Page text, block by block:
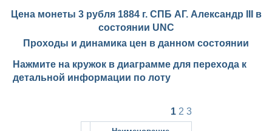
Цена монеты 3 рубля 1884 г. СПБ АГ. Александр III в
состоянии UNC
Проходы и динамика цен в данном состоянии
Нажмите на кружок в диаграмме для перехода к
детальной информации по лоту
1 2 3